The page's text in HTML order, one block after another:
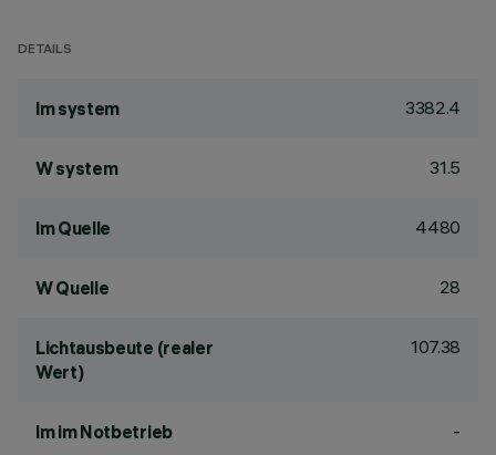
DETAILS
lm system 3382.4
W system 31.5
lm Quelle 4480
W Quelle 28
Lichtausbeute (realer
Wert)
107.38
lm im Notbetrieb -